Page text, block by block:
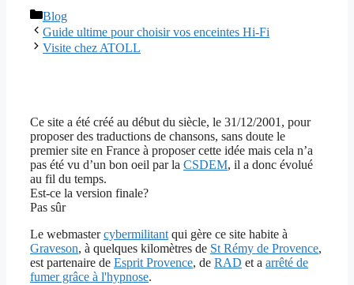
Catégories
Blog
Guide ultime pour choisir vos enceintes Hi-Fi
Visite chez ATOLL
Ce site a été créé au début du siècle, le 31/12/2001, pour
proposer des traductions de chansons, sans doute le
premier site en France à proposer cette idée mais cela n’a
pas été vu d’un bon oeil par la CSDEM, il a donc évolué
au fil du temps.
Est-ce la version finale?
Pas sûr
Le webmastercybermilitant qui gère ce site habite à
Graveson, à quelques kilomètres de St Rémy de Provence,
est partenaire de Esprit Provence, de RAD et a arrêté de
fumer grâce à l'hypnose.